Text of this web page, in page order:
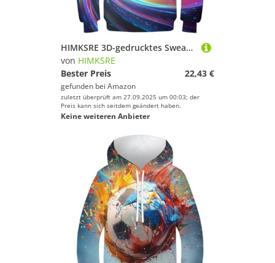
HIMKSRE 3D-gedrucktes Sweatshirt for Teenager, Mädchen und Jungen, Tiermuster, Kapuzenpullover, Oberteile, lässig, Neuheit, Langarm, Pullover, Leopardenmuster mit Tasche, 13–15 Jahre(Flame,130)
von HIMKSRE
Bester Preis
22,43 €
gefunden bei Amazon
zuletzt überprüft am 27.09.2025 um 00:03; der
Preis kann sich seitdem geändert haben.
Keine weiteren Anbieter